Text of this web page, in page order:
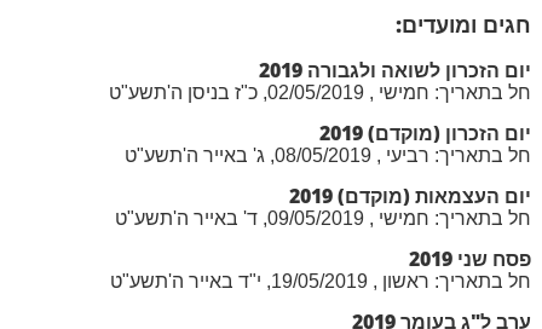
חגים ומועדים:
יום הזכרון לשואה ולגבורה 2019
חל בתאריך: חמישי , 02/05/2019, כ"ז בניסן ה'תשע"ט
יום הזכרון (מוקדם) 2019
חל בתאריך: רביעי , 08/05/2019, ג' באייר ה'תשע"ט
יום העצמאות (מוקדם) 2019
חל בתאריך: חמישי , 09/05/2019, ד' באייר ה'תשע"ט
פסח שני 2019
חל בתאריך: ראשון , 19/05/2019, י"ד באייר ה'תשע"ט
ערב ל"ג בעומר 2019